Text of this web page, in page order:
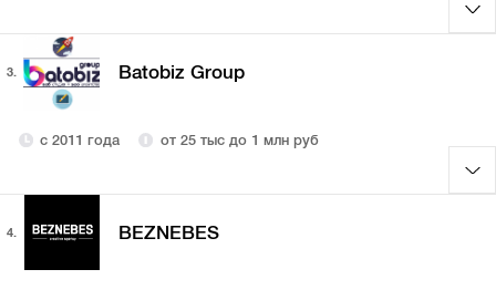
3. Batobiz Group
с 2011 года от 25 тыс до 1 млн руб
4. BEZNEBES